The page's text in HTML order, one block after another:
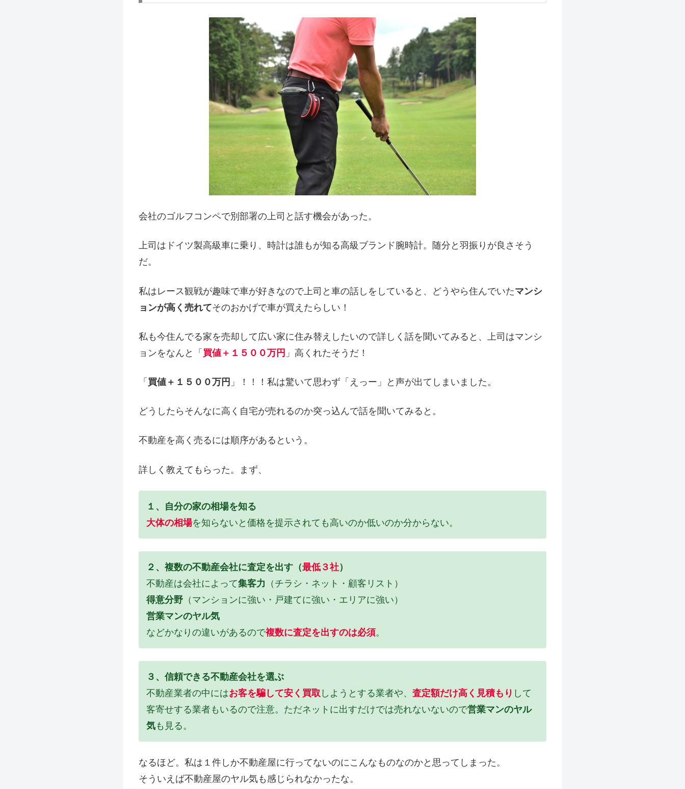
会社のゴルフコンペで別部署の上司と話す機会があった。
上司はドイツ製高級車に乗り、時計は誰もが知る高級ブランド腕時計。随分と羽振りが良さそう
だ。
私はレース観戦が趣味で車が好きなので上司と車の話しをしていると、どうやら住んでいたマンシ
ョンが高く売れてそのおかげで車が買えたらしい！
私も今住んでる家を売却して広い家に住み替えしたいので詳しく話を聞いてみると、上司はマンシ
ョンをなんと「 買値＋１５００万円 」高くれたそうだ！
「 買値＋１５００万円 」！！！私は驚いて思わず「えっー」と声が出てしまいました。
どうしたらそんなに高く自宅が売れるのか突っ込んで話を聞いてみると。
不動産を高く売るには順序があるという。
詳しく教えてもらった。まず、
１、自分の家の相場を知る
大体の相場を知らないと価格を提示されても高いのか低いのか分からない。
２、複数の不動産会社に査定を出す（最低３社）
不動産は会社によって集客力 （チラシ・ネット・顧客リスト）
得意分野 （マンションに強い・戸建てに強い・エリアに強い）
営業マンのヤル気
などかなりの違いがあるので複数に査定を出すのは必須。
３、信頼できる不動産会社を選ぶ
不動産業者の中にはお客を騙して安く買取 しようとする業者や、 査定額だけ高く見積もり して
客寄せする業者もいるので注意。ただネットに出すだけでは売れないないので営業マンのヤル
気も見る。
なるほど。私は１件しか不動産屋に行ってないのにこんなものなのかと思ってしまった。
そういえば不動産屋のヤル気も感じられなかったな。